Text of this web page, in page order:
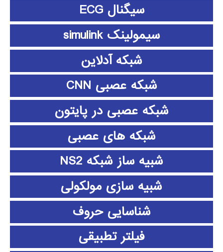
سیگنال ECG
سیمولینک simulink
شبکه آدلاین
شبکه عصبی CNN
شبکه عصبی در پایتون
شبکه های عصبی
شبیه ساز شبکه NS2
شبیه سازی مولکولی
شناسایی حروف
فیلتر تطبیقی